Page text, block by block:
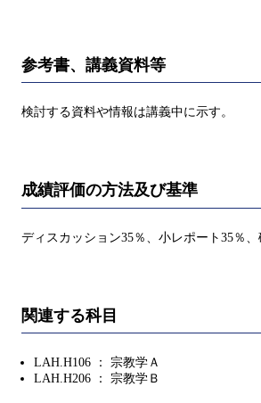
参考書、講義資料等
検討する資料や情報は講義中に示す。
成績評価の方法及び基準
ディスカッション35％、小レポート35％、
関連する科目
LAH.H106 ： 宗教学Ａ
LAH.H206 ： 宗教学Ｂ